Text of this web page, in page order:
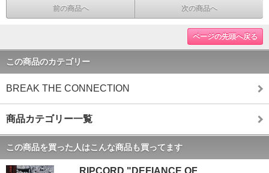
前の商品へ 次の商品へ
ページの先頭へ戻る
この商品のカテゴリー
BREAK THE CONNECTION
商品カテゴリー一覧
この商品を買った人はこんな商品も買ってます